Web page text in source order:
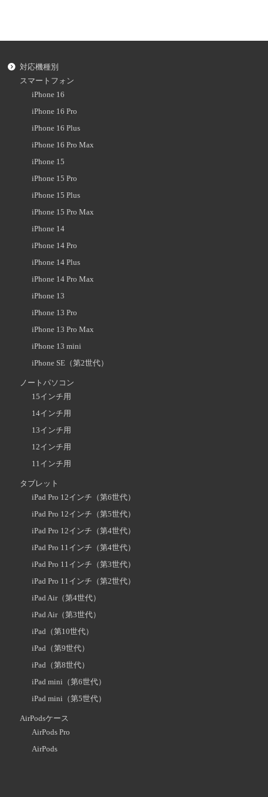
対応機種別
スマートフォン
iPhone 16
iPhone 16 Pro
iPhone 16 Plus
iPhone 16 Pro Max
iPhone 15
iPhone 15 Pro
iPhone 15 Plus
iPhone 15 Pro Max
iPhone 14
iPhone 14 Pro
iPhone 14 Plus
iPhone 14 Pro Max
iPhone 13
iPhone 13 Pro
iPhone 13 Pro Max
iPhone 13 mini
iPhone SE（第2世代）
ノートパソコン
15インチ用
14インチ用
13インチ用
12インチ用
11インチ用
タブレット
iPad Pro 12インチ（第6世代）
iPad Pro 12インチ（第5世代）
iPad Pro 12インチ（第4世代）
iPad Pro 11インチ（第4世代）
iPad Pro 11インチ（第3世代）
iPad Pro 11インチ（第2世代）
iPad Air（第4世代）
iPad Air（第3世代）
iPad（第10世代）
iPad（第9世代）
iPad（第8世代）
iPad mini（第6世代）
iPad mini（第5世代）
AirPodsケース
AirPods Pro
AirPods